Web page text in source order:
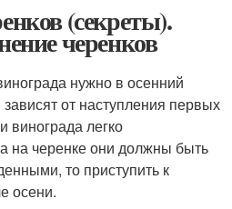
(секреты).
черенков
нужно в осенний
от наступления первых
винограда легко
на черенке они должны быть
то приступить к
осени.